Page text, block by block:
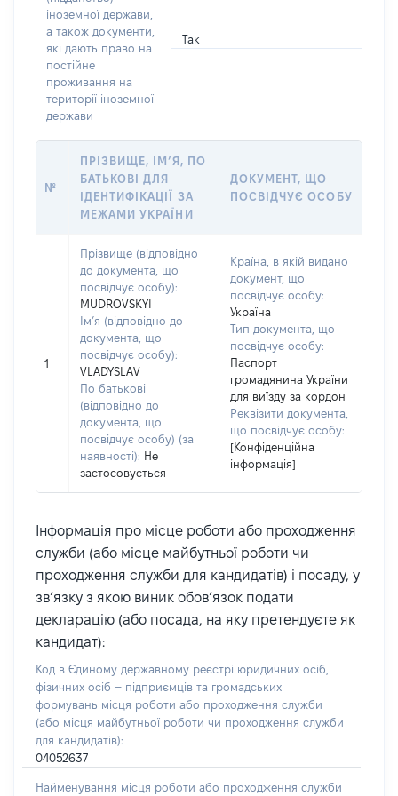
іноземної держави,
а також документи,
які дають право на
постійне
проживання на
території іноземної
держави
Так
№
ПРІЗВИЩЕ, ІМ’Я, ПО
БАТЬКОВІ ДЛЯ
ІДЕНТИФІКАЦІЇ ЗА
МЕЖАМИ УКРАЇНИ
ДОКУМЕНТ, ЩО
ПОСВІДЧУЄ ОСОБУ
1
Прізвище (відповідно
до документа, що
посвідчує особу):
MUDROVSKYI
Ім’я (відповідно до
документа, що
посвідчує особу):
VLADYSLAV
По батькові
(відповідно до
документа, що
посвідчує особу) (за
наявності): Не
застосовується
Країна, в якій видано
документ, що
посвідчує особу:
Україна
Тип документа, що
посвідчує особу:
Паспорт
громадянина України
для виїзду за кордон
Реквізити документа,
що посвідчує особу:
[Конфіденційна
інформація]
Інформація про місце роботи або проходження
служби (або місце майбутньої роботи чи
проходження служби для кандидатів) і посаду, у
зв’язку з якою виник обов’язок подати
декларацію (або посада, на яку претендуєте як
кандидат):
Код в Єдиному державному реєстрі юридичних осіб,
фізичних осіб – підприємців та громадських
формувань місця роботи або проходження служби
(або місця майбутньої роботи чи проходження служби
для кандидатів):
04052637
Найменування місця роботи або проходження служби